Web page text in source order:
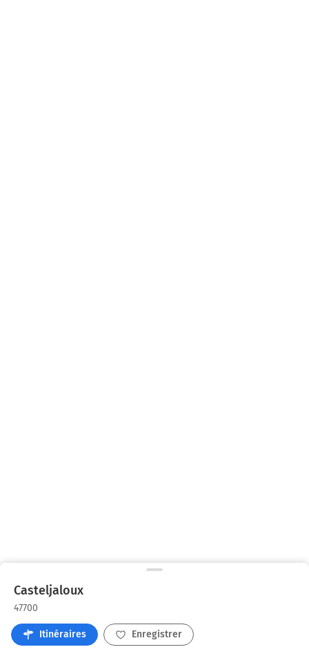
Casteljaloux
47700
Itinéraires Enregistrer